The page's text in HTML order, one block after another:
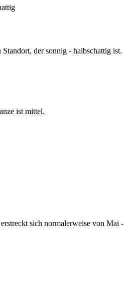
der sonnig - halbschattig ist.
ist mittel.
sich normalerweise von Mai -